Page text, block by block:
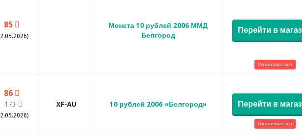
85
Монета 10 рублей 2006 ММД
Белгород
Перейти в
Пожаловаться
86
173 XF-AU 10 рублей 2006 «Белгород» Перейти в
Пожаловаться